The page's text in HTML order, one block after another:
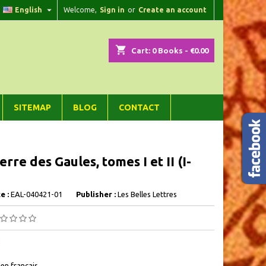
Welcome, Sign in or Create an account
English 
shopping_cart Cart: 0Books - €0.00
SITEMAP BLOG CONTACT
des Gaules, tomes I et II (I-
: EAL-040421-01 Publisher : Les Belles Lettres